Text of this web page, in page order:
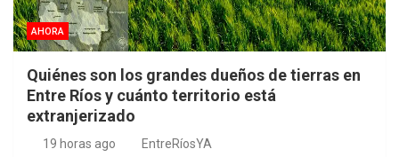
AHORA
Quiénes son los grandes dueños de tierras en
Entre Ríos y cuánto territorio está
extranjerizado
19 horas ago EntreRíosYA